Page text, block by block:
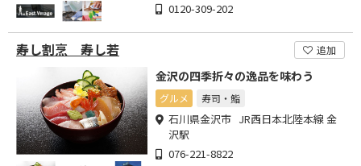
0120-309-202
寿し割烹 寿し若 追加
金沢の四季折々の逸品を味わう
グルメ 寿司・鮨
石川県金沢市 JR西日本北陸本線 金
沢駅
076-221-8822